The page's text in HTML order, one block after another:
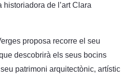
historiadora de l’art Clara
proposa recorre el seu
descobrirà els seus bocins
patrimoni arquitectònic, artístic